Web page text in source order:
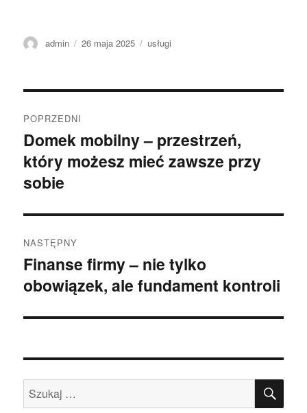
Autor
admin
Data
26 maja 2025 Kategorie
usługi
wpisu
POPRZEDNI
Poprzedni
wpis:
Domek mobilny – przestrzeń,
który możesz mieć zawsze przy
sobie
NASTĘPNY
Następny
wpis:
Finanse firmy – nie tylko
obowiązek, ale fundament kontroli
Szukaj: